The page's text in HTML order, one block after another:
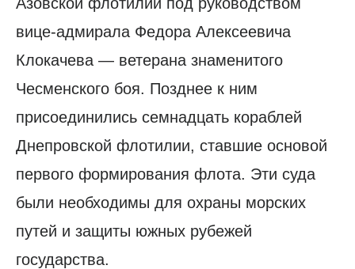
вице-адмирала Федора Алексеевича
Клокачева — ветерана знаменитого
Чесменского боя. Позднее к ним
присоединились семнадцать кораблей
Днепровской флотилии, ставшие основой
первого формирования флота. Эти суда
были необходимы для охраны морских
путей и защиты южных рубежей
государства.